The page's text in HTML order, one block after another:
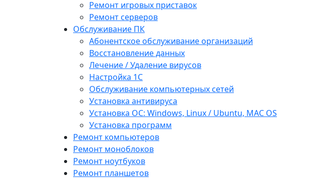
Ремонт игровых приставок
Ремонт серверов
Обслуживание ПК
Абонентское обслуживание организаций
Восстановление данных
Лечение / Удаление вирусов
Настройка 1С
Обслуживание компьютерных сетей
Установка антивируса
Установка ОС: Windows, Linux / Ubuntu, МАС OS
Установка программ
Ремонт компьютеров
Ремонт моноблоков
Ремонт ноутбуков
Ремонт планшетов